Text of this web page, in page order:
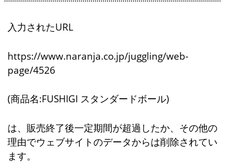
入力されたURL
https://www.naranja.co.jp/juggling/web-
page/4526
(商品名:FUSHIGI スタンダードボール)
は、販売終了後一定期間が超過したか、その他の
理由でウェブサイトのデータからは削除されてい
ます。